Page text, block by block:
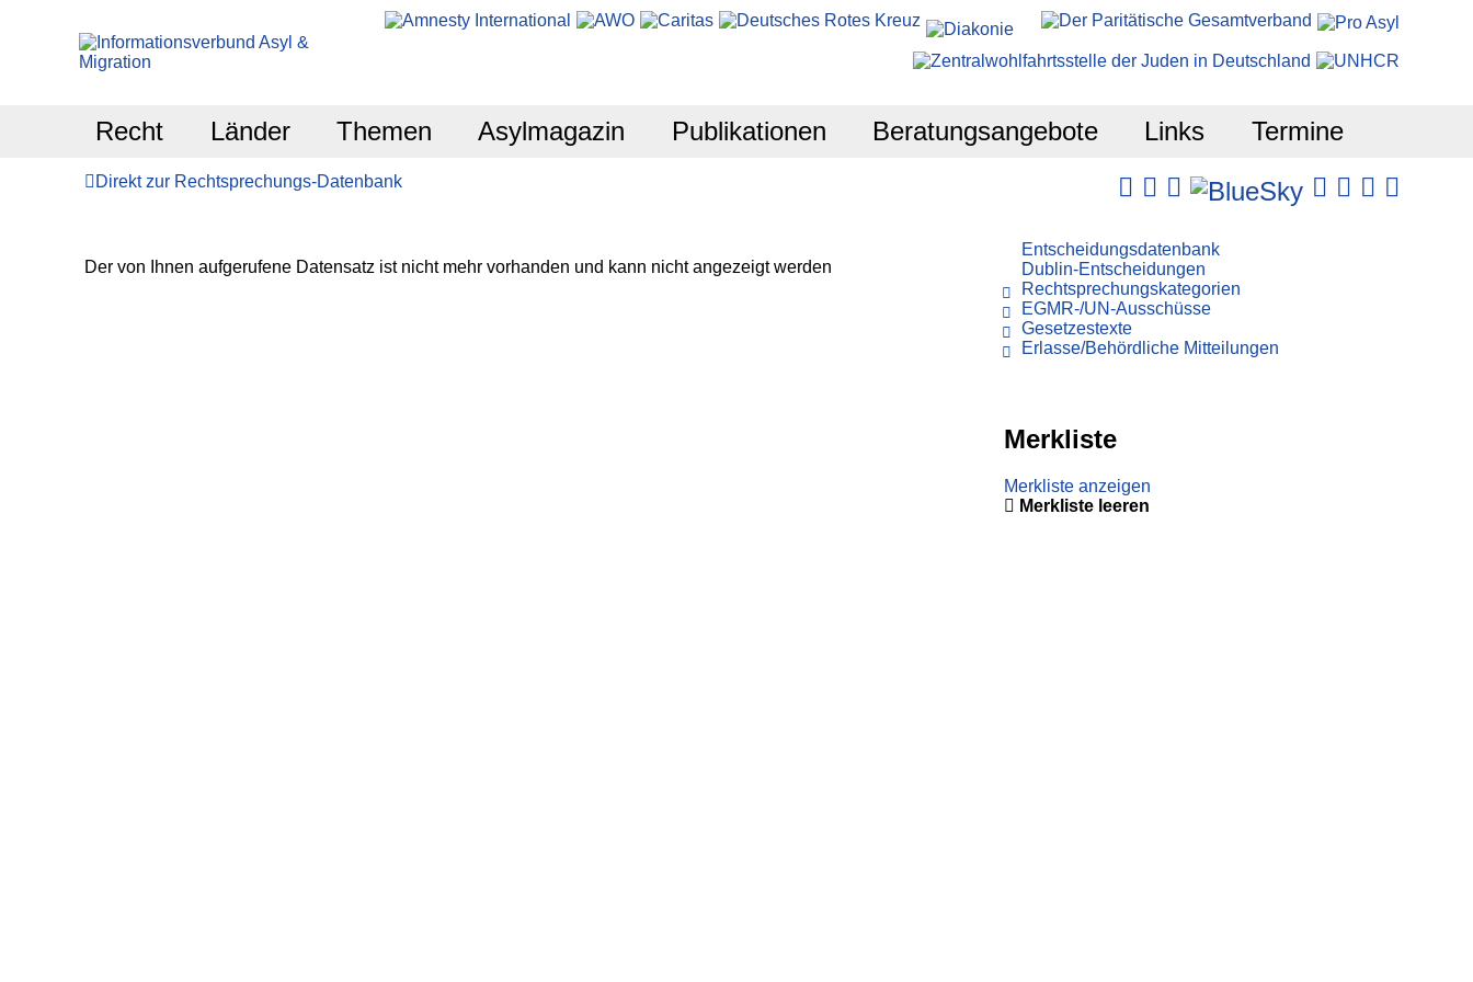
Recht Länder Themen Asylmagazin Publikationen Beratungsangebote Links Termine
Direkt zur Rechtsprechungs-Datenbank
Der von Ihnen aufgerufene Datensatz ist nicht mehr vorhanden und kann nicht angezeigt werden
Entscheidungsdatenbank
Dublin-Entscheidungen
Rechtsprechungskategorien
EGMR-/UN-Ausschüsse
Gesetzestexte
Erlasse/Behördliche Mitteilungen
Merkliste
Merkliste anzeigen
Merkliste leeren